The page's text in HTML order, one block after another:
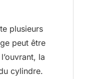
plusieurs
peut être
la
cylindre.